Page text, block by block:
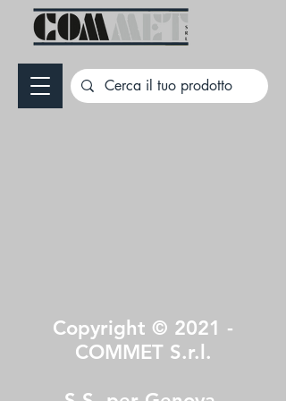
Copyright © 2021 -
COMMET S.r.l.